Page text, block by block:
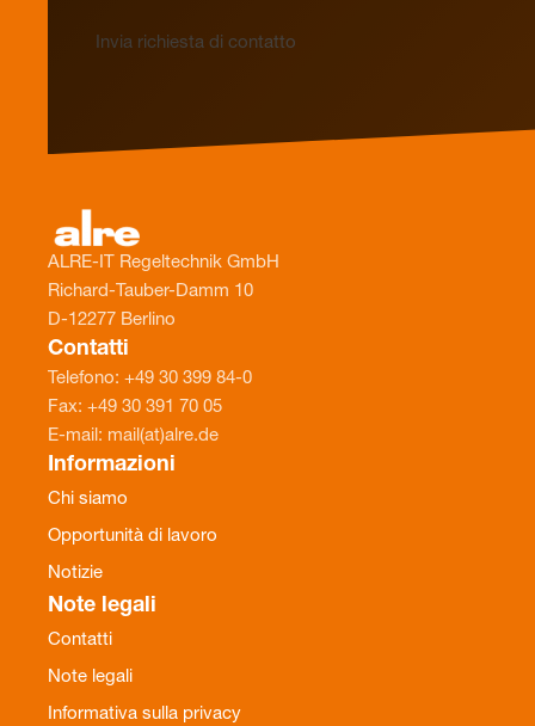
Invia richiesta di contatto
ALRE-IT Regeltechnik GmbH
Richard-Tauber-Damm 10
D-12277 Berlino
Contatti
Telefono: +49 30 399 84-0
Fax: +49 30 391 70 05
E-mail: mail(at)alre.de
Informazioni
Chi siamo
Opportunità di lavoro
Notizie
Note legali
Contatti
Note legali
Informativa sulla privacy